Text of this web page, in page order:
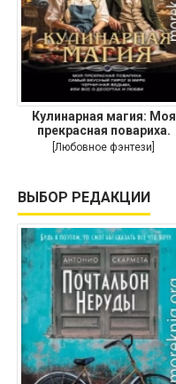
Кулинарная магия: Моя
прекрасная повариха.
Самый
[Любовное фэнтези]
ВЫБОР РЕДАКЦИИ